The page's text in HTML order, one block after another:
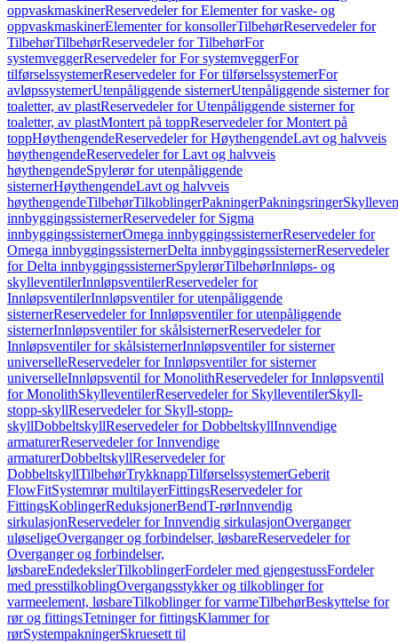
oppvaskmaskinerReservedeler for Elementer for vaske- og
oppvaskmaskinerElementer for konsollerTilbehørReservedeler for
TilbehørTilbehørReservedeler for TilbehørFor
systemveggerReservedeler for For systemveggerFor
tilførselssystemerReservedeler for For tilførselssystemerFor
avløpssystemerUtenpåliggende sisternerUtenpåliggende sisterner for
toaletter, av plastReservedeler for Utenpåliggende sisterner for
toaletter, av plastMontert på toppReservedeler for Montert på
toppHøythengendeReservedeler for HøythengendeLavt og halvveis
høythengendeReservedeler for Lavt og halvveis
høythengendeSpylerør for utenpåliggende
sisternerHøythengendeLavt og halvveis
høythengendeTilbehørTilkoblingerPakningerPakningsringer
innbyggingssisternerReservedeler for Sigma
innbyggingssisternerOmega innbyggingssisternerReservedeler for
Omega innbyggingssisternerDelta innbyggingssisternerReservedeler
for Delta innbyggingssisternerSpylerørTilbehørInnløps- og
skylleventilerInnløpsventilerReservedeler for
InnløpsventilerInnløpsventiler for utenpåliggende
sisternerReservedeler for Innløpsventiler for utenpåliggende
sisternerInnløpsventiler for skålsisternerReservedeler for
Innløpsventiler for skålsisternerInnløpsventiler for sisterner
universelleReservedeler for Innløpsventiler for sisterner
universelleInnløpsventil for MonolithReservedeler for Innløpsventil
for MonolithSkylleventilerReservedeler for SkylleventilerSkyll-
stopp-skyllReservedeler for Skyll-stopp-
skyllDobbeltskyllReservedeler for DobbeltskyllInnvendige
armaturerReservedeler for Innvendige
armaturerDobbeltskyllReservedeler for
DobbeltskyllTilbehørTrykknappTilførselssystemerGeberit
FlowFitSystemrør multilayerFittingsReservedeler for
FittingsKoblingerReduksjonerBendT-rørInnvendig
sirkulasjonReservedeler for Innvendig sirkulasjonOverganger
uløseligeOverganger og forbindelser, løsbareReservedeler for
Overganger og forbindelser,
løsbareEndedekslerTilkoblingerFordeler med gjengestussFordeler
med presstilkoblingOvergangsstykker og tilkoblinger for
varmeelement, løsbareTilkoblinger for varmeTilbehørBeskyttelse for
rør og fittingsTetninger for fittingsKlammer for
rørSystempakningerSkruesett til